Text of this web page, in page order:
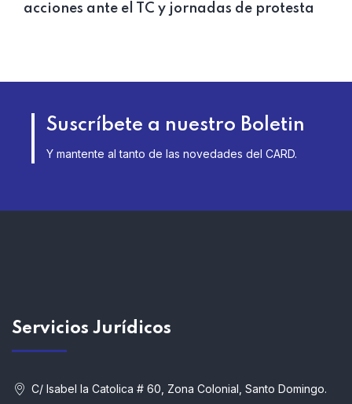
acciones ante el TC y jornadas de protesta
Suscríbete a nuestro Boletin
Y mantente al tanto de las novedades del CARD.
Servicios Jurídicos
C/ Isabel la Catolica # 60, Zona Colonial, Santo Domingo.